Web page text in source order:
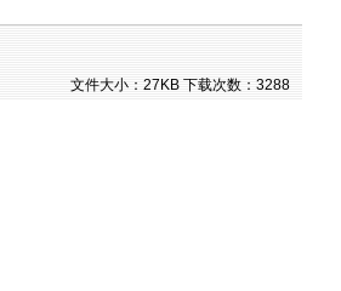
文件大小：27KB 下载次数：3288